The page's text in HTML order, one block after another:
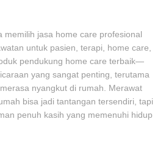
memilih jasa home care profesional
untuk pasien, terapi, home care,
pendukung home care terbaik—
yang sangat penting, terutama
nyangkut di rumah. Merawat
bisa jadi tantangan tersendiri, tapi
penuh kasih yang memenuhi hidup